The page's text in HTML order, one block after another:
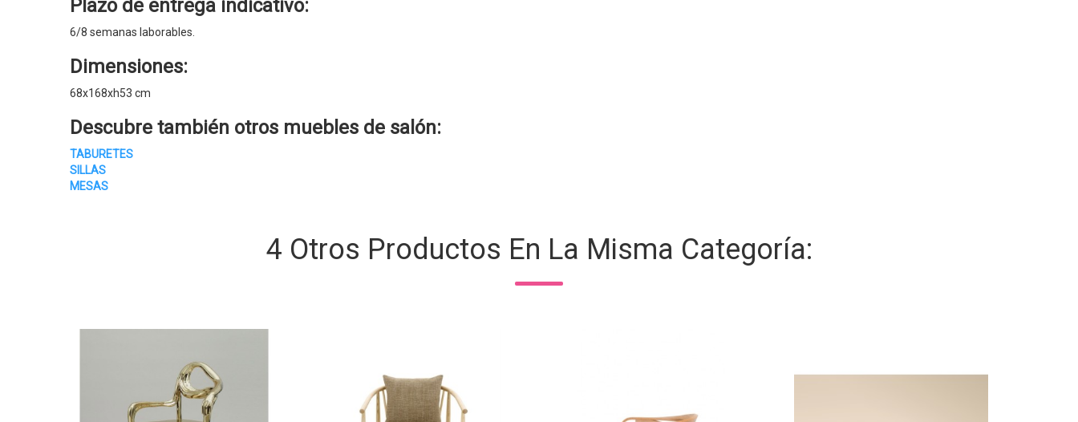
Plazo de entrega indicativo:
6/8 semanas laborables.
Dimensiones:
68x168xh53 cm
Descubre también otros muebles de salón:
TABURETES
SILLAS
MESAS
4 Otros Productos En La Misma Categoría: